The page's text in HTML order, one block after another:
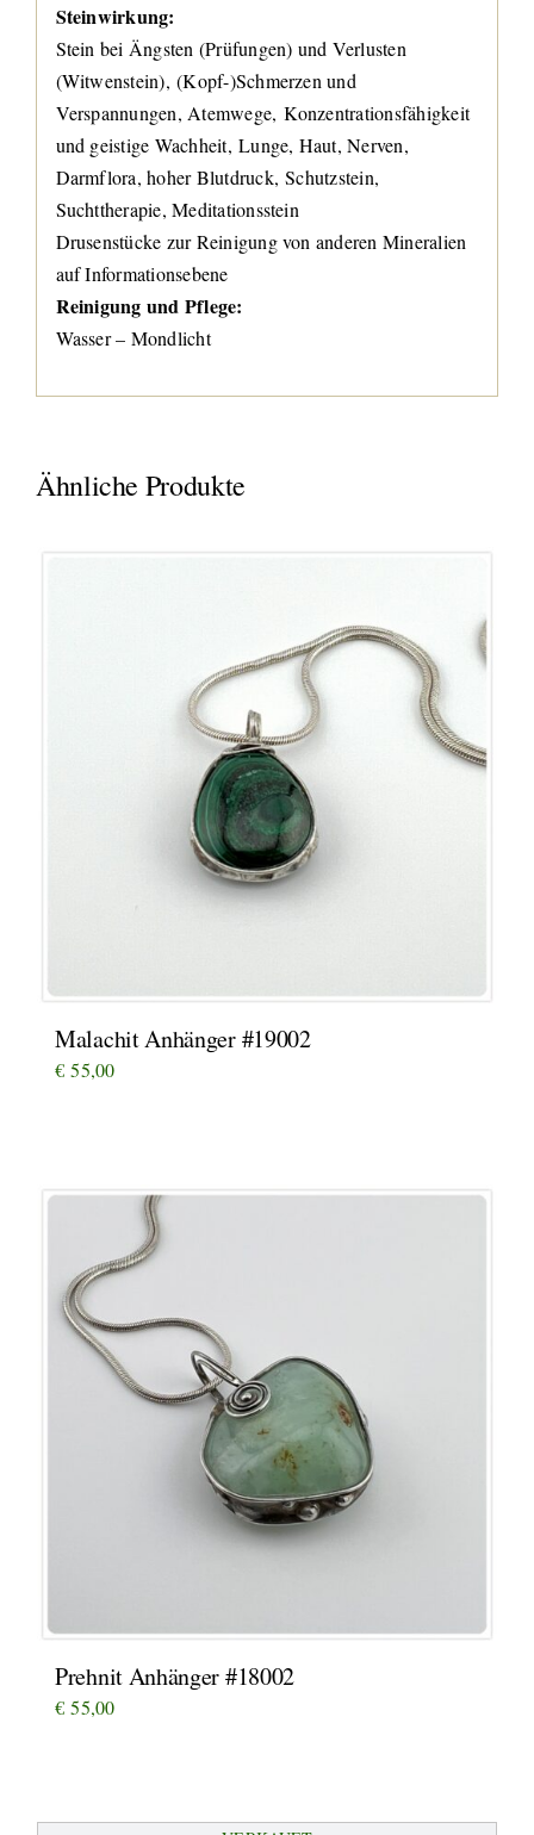
Steinwirkung:
Stein bei Ängsten (Prüfungen) und Verlusten
(Witwenstein), (Kopf-)Schmerzen und
Verspannungen, Atemwege, Konzentrationsfähigkeit
und geistige Wachheit, Lunge, Haut, Nerven,
Darmflora, hoher Blutdruck, Schutzstein,
Suchttherapie, Meditationsstein
Drusenstücke zur Reinigung von anderen Mineralien
auf Informationsebene
Reinigung und Pflege:
Wasser – Mondlicht
Ähnliche Produkte
Malachit Anhänger #19002
€ 55,00
Prehnit Anhänger #18002
€ 55,00